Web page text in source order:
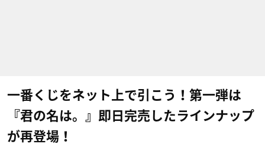
一番くじをネット上で引こう！第一弾は
『君の名は。』即日完売したラインナップ
が再登場！